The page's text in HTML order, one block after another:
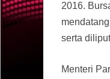
2016.
serta
Menteri